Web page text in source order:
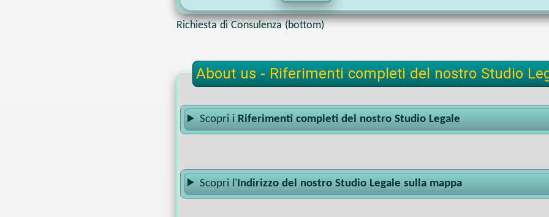
Richiesta di Consulenza (bottom)
About us - Riferimenti completi del nostro Studio
Scopri i Riferimenti completi del nostro Studio Legale
Scopri l' Indirizzo del nostro Studio Legale sulla mappa